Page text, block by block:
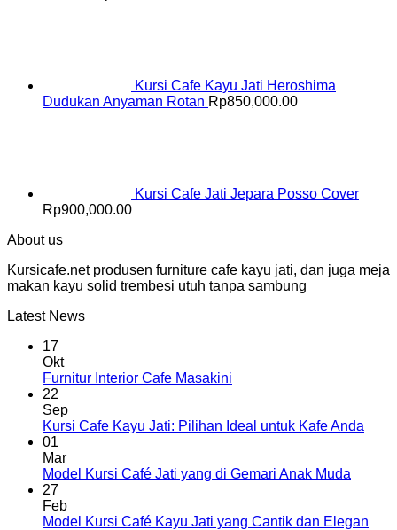
Kursi Cafe Kayu Jati Heroshima
Dudukan Anyaman Rotan Rp850,000.00
Kursi Cafe Jati Jepara Posso Cover
Rp900,000.00
About us
Kursicafe.net produsen furniture cafe kayu jati, dan juga meja
makan kayu solid trembesi utuh tanpa sambung
Latest News
17
Okt
Furnitur Interior Cafe Masakini
22
Sep
Kursi Cafe Kayu Jati: Pilihan Ideal untuk Kafe Anda
01
Mar
Model Kursi Café Jati yang di Gemari Anak Muda
27
Feb
Model Kursi Café Kayu Jati yang Cantik dan Elegan